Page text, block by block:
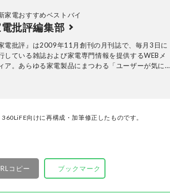
家電おすすめベストバイ
批評編集部
家電批評』は2009年11月創刊の月刊誌で、毎月3日に
している雑誌および家電専門情報を提供するWEBメ
ア。あらゆる家電製品にまつわる「ユーザーが気にな
品の本質的な性能を見極め、その良し悪しをありのま
向けに再構成・加筆修正したものです。
コピー ブックマーク